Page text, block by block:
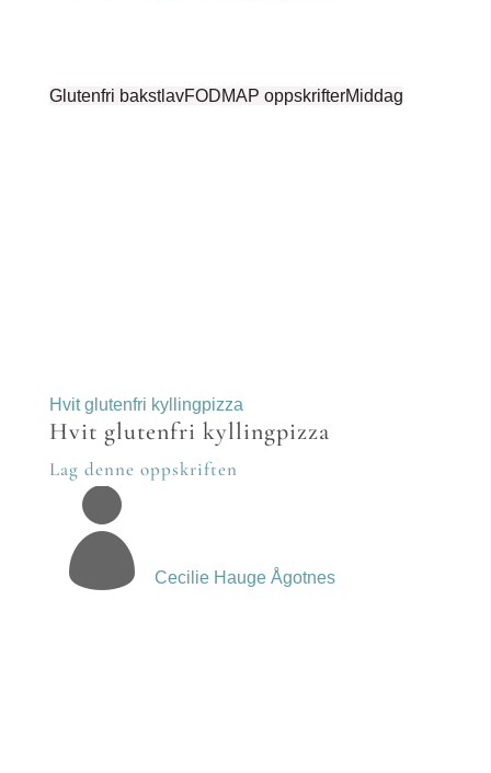
Glutenfri bakstlavFODMAP oppskrifterMiddag
Hvit glutenfri kyllingpizza
Hvit glutenfri kyllingpizza
Lag denne oppskriften
 Cecilie Hauge Ågotnes